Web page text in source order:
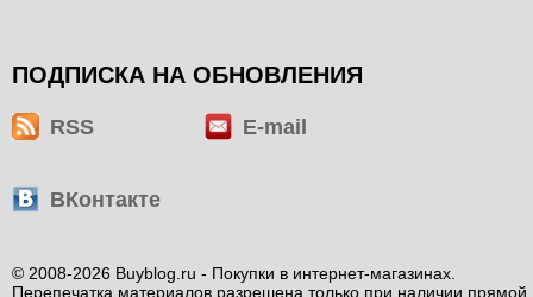
ПОДПИСКА НА ОБНОВЛЕНИЯ
RSS E-mail
ВКонтакте
© 2008-2026 Buyblog.ru - Покупки в интернет-магазинах.
Перепечатка материалов разрешена только при наличии прямой